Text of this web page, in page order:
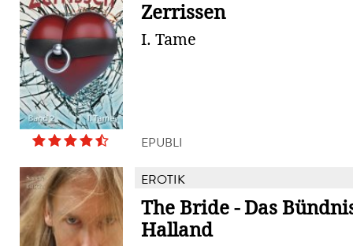
Zerrissen
I. Tame
EPUBLI
EROTIK
The Bride - Das
Halland